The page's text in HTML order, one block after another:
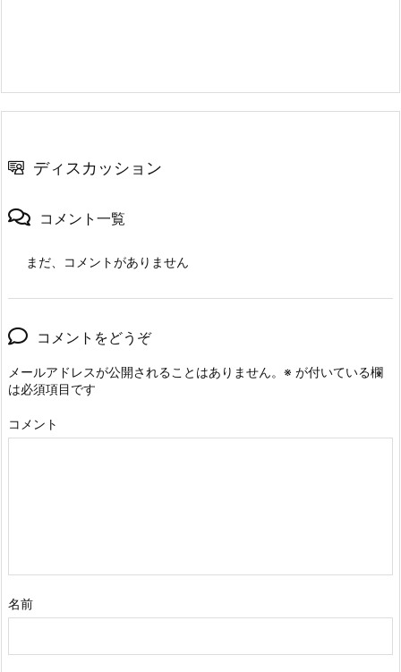
ディスカッション
コメント一覧
まだ、コメントがありません
コメントをどうぞ
メールアドレスが公開されることはありません。 ※ が付いている欄
は必須項目です
コメント
名前